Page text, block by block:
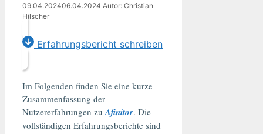
09.04.202406.04.2024 Autor: Christian
Hilscher
Erfahrungsbericht schreiben
Im Folgenden finden Sie eine kurze
Zusammenfassung der
Nutzererfahrungen zu Afinitor. Die
vollständigen Erfahrungsberichte sind